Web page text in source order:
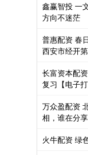
鑫赢智投 一
方向不迷茫
普惠配资 春
西安市经开
长富资本配
复习【电子打
万众盈配资
相，谁在分
火牛配资 绿